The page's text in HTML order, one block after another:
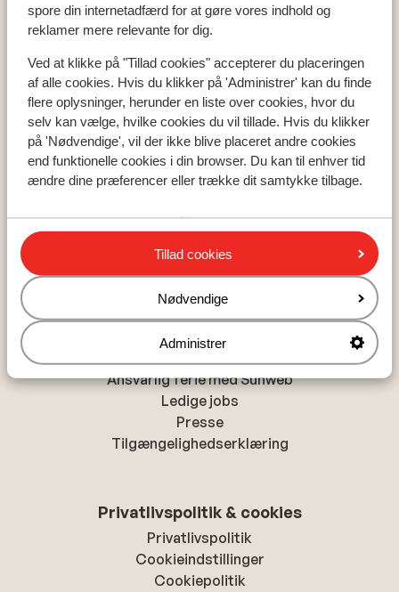
spore din internetadfærd for at gøre vores indhold og
reklamer mere relevante for dig.
Ved at klikke på "Tillad cookies" accepterer du placeringen
af alle cookies. Hvis du klikker på 'Administrer' kan du finde
flere oplysninger, herunder en liste over cookies, hvor du
selv kan vælge, hvilke cookies du vil tillade. Hvis du klikker
på 'Nødvendige', vil der ikke blive placeret andre cookies
end funktionelle cookies i din browser. Du kan til enhver tid
ændre dine præferencer eller trække dit samtykke tilbage.
Tillad cookies
Nødvendige
Administrer
Populære regioner
Tyrkiets sydkyst
Kreta
Mallorca
Madeira
Alanya
Hurghada
Om Sunweb
Ansvarlig ferie med Sunweb
Ledige jobs
Presse
Tilgængelighedserklæring
Privatlivspolitik & cookies
Privatlivspolitik
Cookieindstillinger
Cookiepolitik